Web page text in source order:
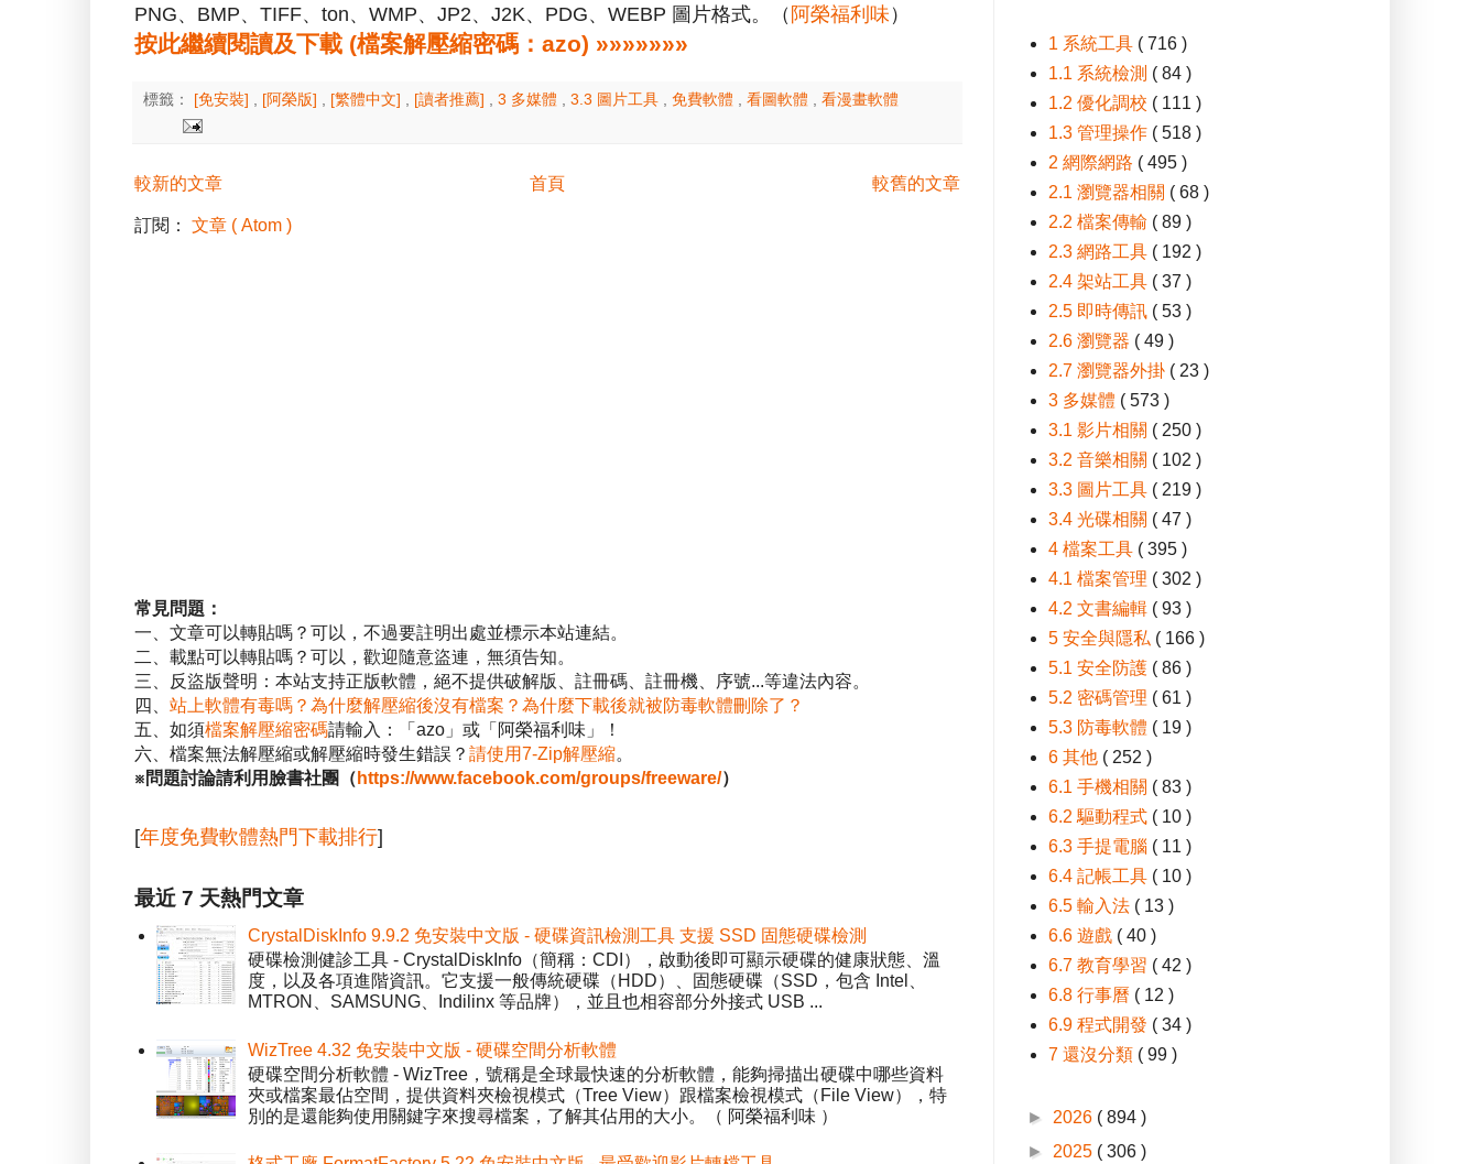
PNG、BMP、TIFF、ton、WMP、JP2、J2K、PDG、WEBP 圖片格式。（ 阿榮福利味 ）
按此繼續閱讀及下載 (檔案解壓縮密碼：azo) »»»»»»»
標籤： [免安裝] [阿榮版] [繁體中文] [讀者推薦] 3 多媒體 3.3 圖片工具 免費軟體 看圖軟體 看漫畫軟體
較新的文章 較舊的文章
首頁
訂閱： 文章 ( Atom )
常見問題：
一、文章可以轉貼嗎？可以，不過要註明出處並標示本站連結。
二、載點可以轉貼嗎？可以，歡迎隨意盜連，無須告知。
三、反盜版聲明：本站支持正版軟體，絕不提供破解版、註冊碼、註冊機、序號...等違法內容。
四、 站上軟體有毒嗎？為什麼解壓縮後沒有檔案？為什麼下載後就被防毒軟體刪除了？
五、如須檔案解壓縮密碼請輸入：「azo」或「阿榮福利味」！
六、檔案無法解壓縮或解壓縮時發生錯誤？ 請使用7-Zip解壓縮。
※問題討論請利用臉書社團（ https://www.facebook.com/groups/freeware/）
[年度免費軟體熱門下載排行]
最近 7 天熱門文章
CrystalDiskInfo 9.9.2 免安裝中文版 - 硬碟資訊檢測工具 支援 SSD 固態硬碟檢測
硬碟檢測健診工具 - CrystalDiskInfo（簡稱：CDI），啟動後即可顯示硬碟的健康狀態、溫
度，以及各項進階資訊。它支援一般傳統硬碟（HDD）、固態硬碟（SSD，包含 Intel、
MTRON、SAMSUNG、Indilinx 等品牌），並且也相容部分外接式 USB ...
WizTree 4.32 免安裝中文版 - 硬碟空間分析軟體
硬碟空間分析軟體 - WizTree，號稱是全球最快速的分析軟體，能夠掃描出硬碟中哪些資料
夾或檔案最佔空間，提供資料夾檢視模式（Tree View）跟檔案檢視模式（File View），特
別的是還能夠使用關鍵字來搜尋檔案，了解其佔用的大小。（ 阿榮福利味 ）
1 系統工具 ( 716 )
1.1 系統檢測 ( 84 )
1.2 優化調校 ( 111 )
1.3 管理操作 ( 518 )
2 網際網路 ( 495 )
2.1 瀏覽器相關 ( 68 )
2.2 檔案傳輸 ( 89 )
2.3 網路工具 ( 192 )
2.4 架站工具 ( 37 )
2.5 即時傳訊 ( 53 )
2.6 瀏覽器 ( 49 )
2.7 瀏覽器外掛 ( 23 )
3 多媒體 ( 573 )
3.1 影片相關 ( 250 )
3.2 音樂相關 ( 102 )
3.3 圖片工具 ( 219 )
3.4 光碟相關 ( 47 )
4 檔案工具 ( 395 )
4.1 檔案管理 ( 302 )
4.2 文書編輯 ( 93 )
5 安全與隱私 ( 166 )
5.1 安全防護 ( 86 )
5.2 密碼管理 ( 61 )
5.3 防毒軟體 ( 19 )
6 其他 ( 252 )
6.1 手機相關 ( 83 )
6.2 驅動程式 ( 10 )
6.3 手提電腦 ( 11 )
6.4 記帳工具 ( 10 )
6.5 輸入法 ( 13 )
6.6 遊戲 ( 40 )
6.7 教育學習 ( 42 )
6.8 行事曆 ( 12 )
6.9 程式開發 ( 34 )
7 還沒分類 ( 99 )
► 2026 ( 894 )
► 2025 ( 306 )